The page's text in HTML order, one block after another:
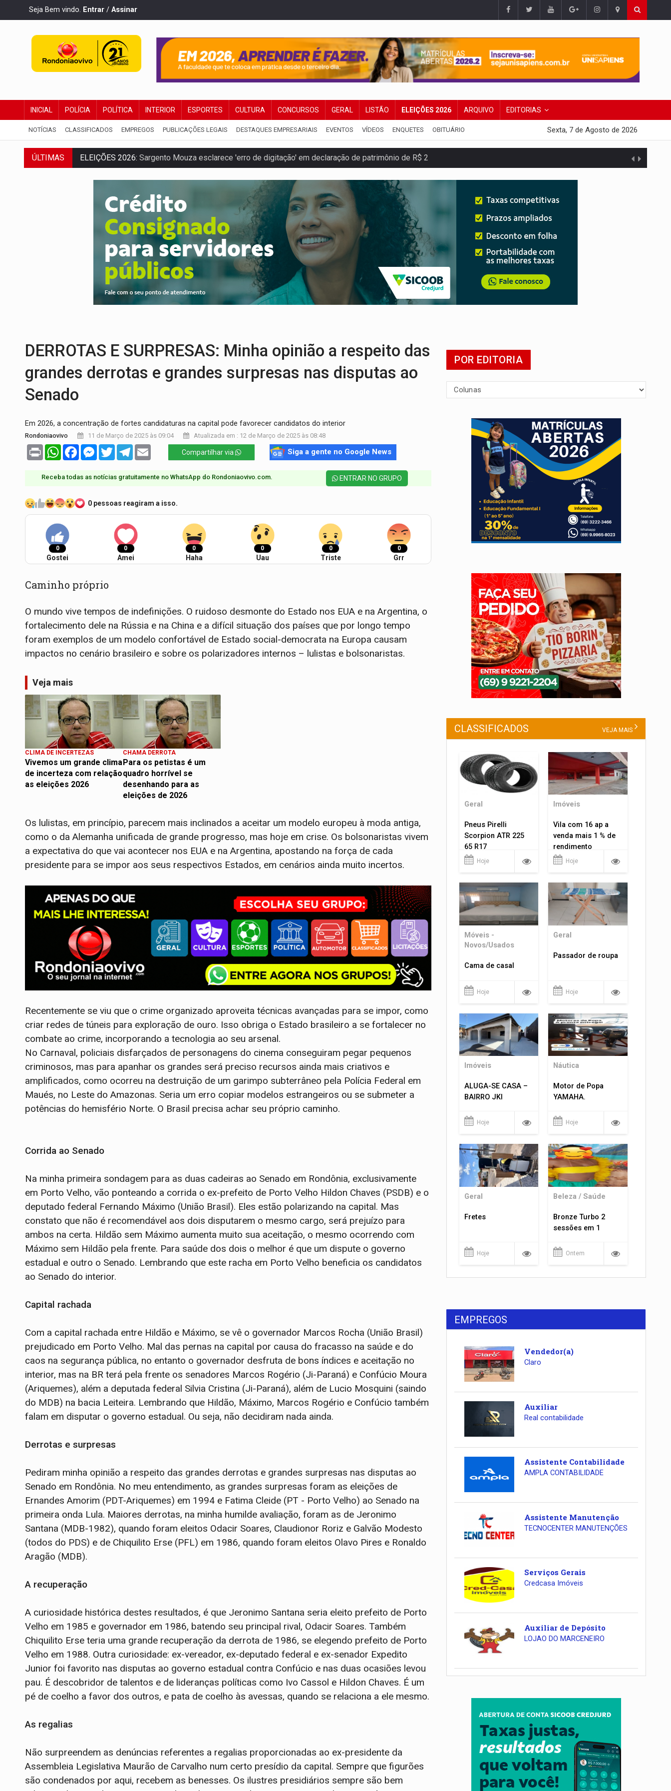
Seja Bem vindo. Entrar / Assinar
INICIAL POLÍCIA POLÍTICA INTERIOR ESPORTES CULTURA CONCURSOS GERAL LISTÃO ELEIÇÕES 2026 ARQUIVO EDITORIAS
NOTÍCIAS CLASSIFICADOS EMPREGOS PUBLICAÇÕES LEGAIS DESTAQUES EMPRESARIAIS EVENTOS VÍDEOS ENQUETES OBITUÁRIO Sexta, 7 de Agosto de 2026
ÚLTIMAS ELEIÇÕES 2026: Sargento Mouza esclarece 'erro de digitação' em declaração de patrimônio de R$ 2
JUDICIÁRIO:Sinjur parabeniza servidores pelo adicional de incentivo com efeitos retroativos
Publicação Legal: AVISO DE LICITAÇÃO: Pregão Eletrônico Nº 12/2026 - UASG 200095
Polícia apreende mais de uma tonelada de drogas em fundo falso de caminhão
EMOCIONE: PRESENTES: Confira os sorteados na promoção de dia dos Pais
VOVÔ LADRÃO:Idoso é filmado furtando bicicleta na frente de comércio
JUSTIÇA:Comarca de Nova Mamoré terá seu primeiro júri popular
ADAILTON FÚRIA:Assessoria denuncia suposto ataque com perfis falsos no Instagram
DERROTAS E SURPRESAS: Minha opinião a respeito das
grandes derrotas e grandes surpresas nas disputas ao
Senado
Em 2026, a concentração de fortes candidaturas na capital pode favorecer candidatos do interior
Rondoniaovivo 11 de Março de 2025 às 09:04 Atualizada em : 12 de Março de 2025 às 08:48
Print WhatsAppFacebookMessenger
TwitterTelegram Compartilhar via Siga a gente no Google News
Receba todas as notícias gratuitamente no WhatsApp do Rondoniaovivo.com.​ ENTRAR NO GRUPO
0 pessoas reagiram a isso.
0
Gostei
0
Amei
0
Haha
0
Uau
0
Triste
0
Grr
Caminho próprio
O mundo vive tempos de indefinições. O ruidoso desmonte do Estado nos EUA e na Argentina, o
fortalecimento dele na Rússia e na China e a difícil situação dos países que por longo tempo
foram exemplos de um modelo confortável de Estado social-democrata na Europa causam
impactos no cenário brasileiro e sobre os polarizadores internos – lulistas e bolsonaristas.
Veja mais
CLIMA DE INCERTEZAS
Vivemos um grande clima
de incerteza com relação
as eleições 2026
CHAMA DERROTA
Para os petistas é um
quadro horrível se
desenhando para as
eleições de 2026
Os lulistas, em princípio, parecem mais inclinados a aceitar um modelo europeu à moda antiga,
como o da Alemanha unificada de grande progresso, mas hoje em crise. Os bolsonaristas vivem
a expectativa do que vai acontecer nos EUA e na Argentina, apostando na força de cada
presidente para se impor aos seus respectivos Estados, em cenários ainda muito incertos.
Recentemente se viu que o crime organizado aproveita técnicas avançadas para se impor, como
criar redes de túneis para exploração de ouro. Isso obriga o Estado brasileiro a se fortalecer no
combate ao crime, incorporando a tecnologia ao seu arsenal.
No Carnaval, policiais disfarçados de personagens do cinema conseguiram pegar pequenos
criminosos, mas para apanhar os grandes será preciso recursos ainda mais criativos e
amplificados, como ocorreu na destruição de um garimpo subterrâneo pela Polícia Federal em
Maués, no Leste do Amazonas. Seria um erro copiar modelos estrangeiros ou se submeter a
potências do hemisfério Norte. O Brasil precisa achar seu próprio caminho.
Corrida ao Senado
Na minha primeira sondagem para as duas cadeiras ao Senado em Rondônia, exclusivamente
em Porto Velho, vão ponteando a corrida o ex-prefeito de Porto Velho Hildon Chaves (PSDB) e o
deputado federal Fernando Máximo (União Brasil). Eles estão polarizando na capital. Mas
constato que não é recomendável aos dois disputarem o mesmo cargo, será prejuízo para
ambos na certa. Hildão sem Máximo aumenta muito sua aceitação, o mesmo ocorrendo com
Máximo sem Hildão pela frente. Para saúde dos dois o melhor é que um dispute o governo
estadual e outro o Senado. Lembrando que este racha em Porto Velho beneficia os candidatos
ao Senado do interior.
Capital rachada
Com a capital rachada entre Hildão e Máximo, se vê o governador Marcos Rocha (União Brasil)
prejudicado em Porto Velho. Mal das pernas na capital por causa do fracasso na saúde e do
caos na segurança pública, no entanto o governador desfruta de bons índices e aceitação no
interior, mas na BR terá pela frente os senadores Marcos Rogério (Ji-Paraná) e Confúcio Moura
(Ariquemes), além a deputada federal Silvia Cristina (Ji-Paraná), além de Lucio Mosquini (saindo
do MDB) na bacia Leiteira. Lembrando que Hildão, Máximo, Marcos Rogério e Confúcio também
falam em disputar o governo estadual. Ou seja, não decidiram nada ainda.
Derrotas e surpresas
Pediram minha opinião a respeito das grandes derrotas e grandes surpresas nas disputas ao
Senado em Rondônia. No meu entendimento, as grandes surpresas foram as eleições de
Ernandes Amorim (PDT-Ariquemes) em 1994 e Fatima Cleide (PT - Porto Velho) ao Senado na
primeira onda Lula. Maiores derrotas, na minha humilde avaliação, foram as de Jeronimo
Santana (MDB-1982), quando foram eleitos Odacir Soares, Claudionor Roriz e Galvão Modesto
(todos do PDS) e de Chiquilito Erse (PFL) em 1986, quando foram eleitos Olavo Pires e Ronaldo
Aragão (MDB).
A recuperação
A curiosidade histórica destes resultados, é que Jeronimo Santana seria eleito prefeito de Porto
Velho em 1985 e governador em 1986, batendo seu principal rival, Odacir Soares. Também
Chiquilito Erse teria uma grande recuperação da derrota de 1986, se elegendo prefeito de Porto
Velho em 1988. Outra curiosidade: ex-vereador, ex-deputado federal e ex-senador Expedito
Junior foi favorito nas disputas ao governo estadual contra Confúcio e nas duas ocasiões levou
pau. É descobridor de talentos e de lideranças políticas como Ivo Cassol e Hildon Chaves. É um
pé de coelho a favor dos outros, e pata de coelho às avessas, quando se relaciona a ele mesmo.
As regalias
Não surpreendem as denúncias referentes a regalias proporcionadas ao ex-presidente da
Assembleia Legislativa Maurão de Carvalho num certo presídio da capital. Sempre que figurões
são condenados por aqui, recebem as benesses. Os ilustres presidiários sempre são bem
POR EDITORIA
CLASSIFICADOS VEJA MAIS
Geral
Pneus Pirelli
Scorpion ATR 225
65 R17
Hoje
Imóveis
Vila com 16 ap a
venda mais 1 % de
rendimento
Hoje
Móveis -
Novos/Usados
Cama de casal
Hoje
Geral
Passador de roupa
Hoje
Imóveis
ALUGA-SE CASA –
BAIRRO JKI
Hoje
Náutica
Motor de Popa
YAMAHA.
Hoje
Geral
Fretes
Hoje
Beleza / Saúde
Bronze Turbo 2
sessões em 1
Ontem
EMPREGOS
Vendedor(a)
Claro
Auxiliar
Real contabilidade
Assistente Contabilidade
AMPLA CONTABILIDADE
Assistente Manutenção
TECNOCENTER MANUTENÇÕES
Serviços Gerais
Credcasa Imóveis
Auxiliar de Depósito
LOJAO DO MARCENEIRO